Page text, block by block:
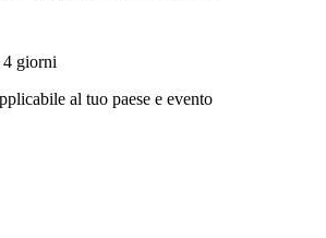
giorni
al tuo paese e evento